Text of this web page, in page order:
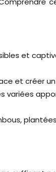
et
et créer
variées